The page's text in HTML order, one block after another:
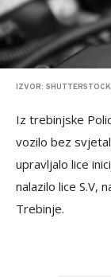
IZVOR: SHUTTERSTOCK
Iz trebinjske
vozilo bez
upravljalo lice
nalazilo lice S.V,
Trebinje.